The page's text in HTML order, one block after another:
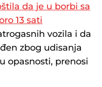
da je u borbi sa
13 sati
vozila i da
zbog udisanja
opasnosti, prenosi